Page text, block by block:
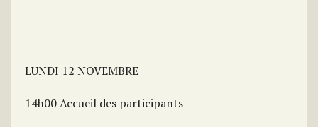
LUNDI 12 NOVEMBRE
14h00 Accueil des participants